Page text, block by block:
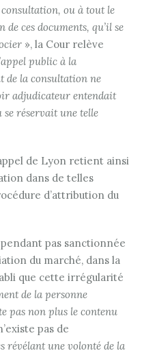
consultation, ou à tout le
de ces documents, qu’il se
», la Cour relève
public à la
de la consultation ne
adjudicateur entendait
réservait une telle
de Lyon retient ainsi
dans de telles
d’attribution du
pas sanctionnée
du marché, dans la
que cette irrégularité
de la personne
pas non plus le contenu
pas de
révélant une volonté de la